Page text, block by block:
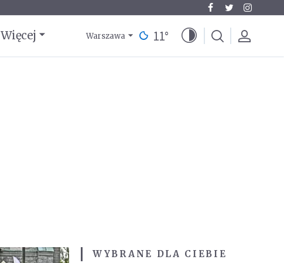
Więcej Warszawa 11°
WYBRANE DLA CIEBIE